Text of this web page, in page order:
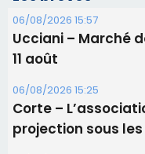
Les brèves